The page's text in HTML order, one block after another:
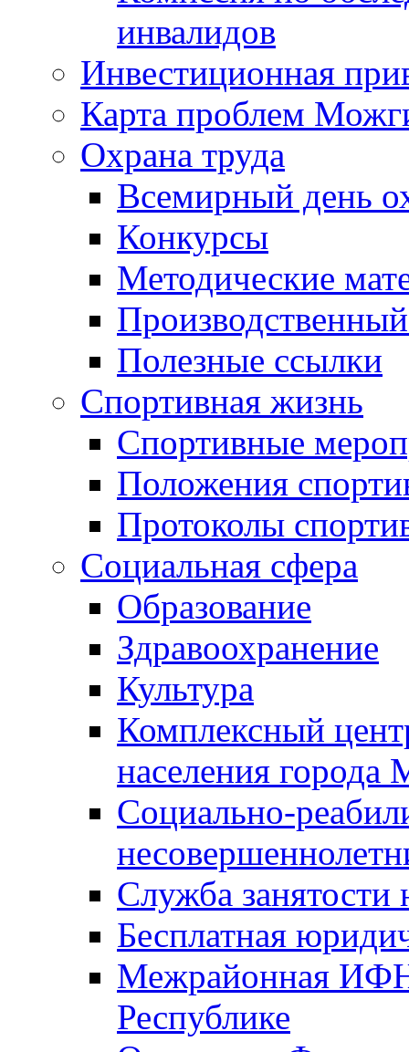
инвалидов
Инвестиционная
Карта проблем
Охрана труда
Всемирный день
Конкурсы
Методические
Полезные ссылки
Спортивная жизнь
Спортивные
Положения
Протоколы
Социальная сфера
Образование
Здравоохранение
Культура
Комплексный
населения города
Социально-
Служба занятости
Бесплатная
Межрайонная
Республике